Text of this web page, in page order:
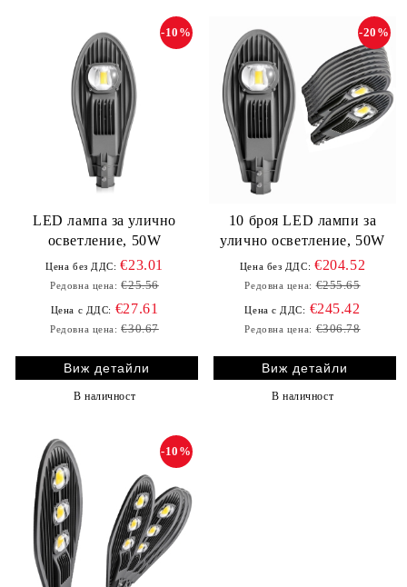
LED лампа за улично
осветление, 50W
-10%
Цена без ДДС: €23.01
Редовна цена: €25.56
Цена с ДДС: €27.61
Редовна цена: €30.67
Виж детайли
В наличност
10 броя LED лампи за
улично осветление, 50W
-20%
Цена без ДДС: €204.52
Редовна цена: €255.65
Цена с ДДС: €245.42
Редовна цена: €306.78
Виж детайли
В наличност
-10%